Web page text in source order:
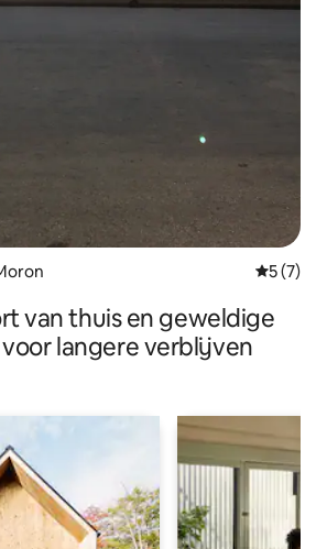
5 (7)
van thuis en geweldige
langere verblijven